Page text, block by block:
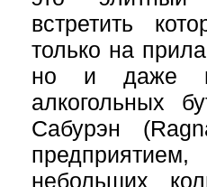
встретить
только на
но и даже в
алкогольных
Сабурэн
небольших